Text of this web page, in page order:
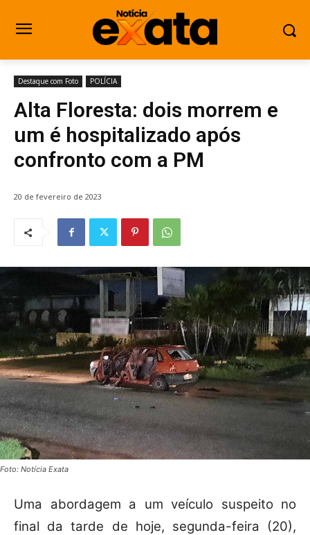
Destaque com Foto POLÍCIA
Alta Floresta: dois morrem e
um é hospitalizado após
confronto com a PM
20 de fevereiro de 2023
Foto: Notícia Exata
Uma abordagem a um veículo suspeito no
final da tarde de hoje, segunda-feira (20),